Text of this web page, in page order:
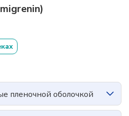
пленочной оболочкой